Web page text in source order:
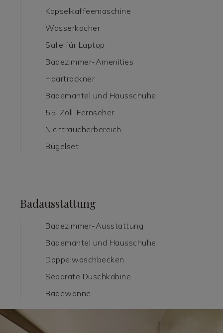
Kapselkaffeemaschine
Wasserkocher
Safe für Laptop
Badezimmer-Amenities
Haartrockner
Bademantel und Hausschuhe
55-Zoll-Fernseher
Nichtraucherbereich
Bügelset
Badausstattung
Badezimmer-Ausstattung
Bademantel und Hausschuhe
Doppelwaschbecken
Separate Duschkabine
Badewanne